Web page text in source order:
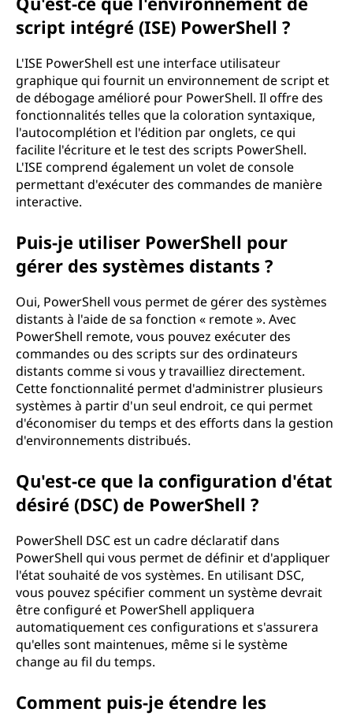
script intégré (ISE) PowerShell ?
L'ISE PowerShell est une interface utilisateur
graphique qui fournit un environnement de script et
de débogage amélioré pour PowerShell. Il offre des
fonctionnalités telles que la coloration syntaxique,
l'autocomplétion et l'édition par onglets, ce qui
facilite l'écriture et le test des scripts PowerShell.
L'ISE comprend également un volet de console
permettant d'exécuter des commandes de manière
interactive.
Puis-je utiliser PowerShell pour
gérer des systèmes distants ?
Oui, PowerShell vous permet de gérer des systèmes
distants à l'aide de sa fonction « remote ». Avec
PowerShell remote, vous pouvez exécuter des
commandes ou des scripts sur des ordinateurs
distants comme si vous y travailliez directement.
Cette fonctionnalité permet d'administrer plusieurs
systèmes à partir d'un seul endroit, ce qui permet
d'économiser du temps et des efforts dans la gestion
d'environnements distribués.
Qu'est-ce que la configuration d'état
désiré (DSC) de PowerShell ?
PowerShell DSC est un cadre déclaratif dans
PowerShell qui vous permet de définir et d'appliquer
l'état souhaité de vos systèmes. En utilisant DSC,
vous pouvez spécifier comment un système devrait
être configuré et PowerShell appliquera
automatiquement ces configurations et s'assurera
qu'elles sont maintenues, même si le système
change au fil du temps.
Comment puis-je étendre les